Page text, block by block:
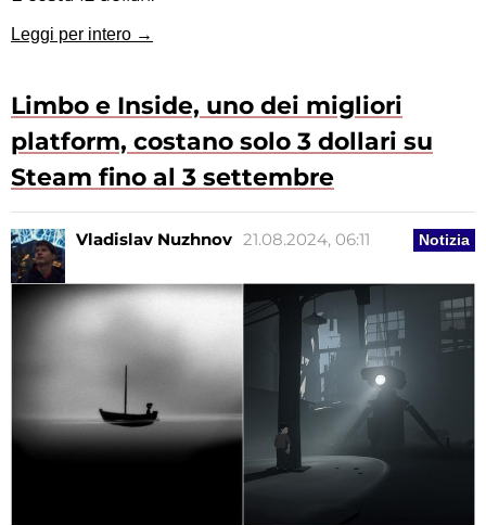
Leggi per intero →
Limbo e Inside, uno dei migliori
platform, costano solo 3 dollari su
Steam fino al 3 settembre
Notizia
Vladislav Nuzhnov 21.08.2024, 06:11